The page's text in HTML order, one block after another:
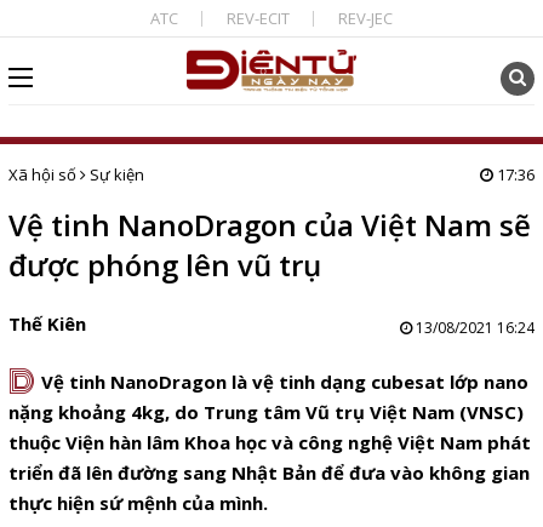
ATC REV-ECIT REV-JEC
Xã hội số Sự kiện 17:36
Vệ tinh NanoDragon của Việt Nam sẽ
được phóng lên vũ trụ
Thế Kiên 13/08/2021 16:24
D Vệ tinh NanoDragon là vệ tinh dạng cubesat lớp nano
nặng khoảng 4kg, do Trung tâm Vũ trụ Việt Nam (VNSC)
thuộc Viện hàn lâm Khoa học và công nghệ Việt Nam phát
triển đã lên đường sang Nhật Bản để đưa vào không gian
thực hiện sứ mệnh của mình.